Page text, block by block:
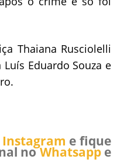
Thaiana Rusciolelli
Eduardo Souza e
Instagram e fique
noWhatsappe